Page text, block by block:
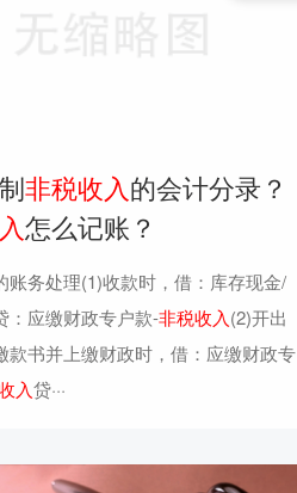
非税收入的会计分录？
怎么记账？
账务处理(1)收款时，借：库存现金/
：应缴财政专户款-非税收入(2)开出
款书并上缴财政时，借：应缴财政专
入贷···